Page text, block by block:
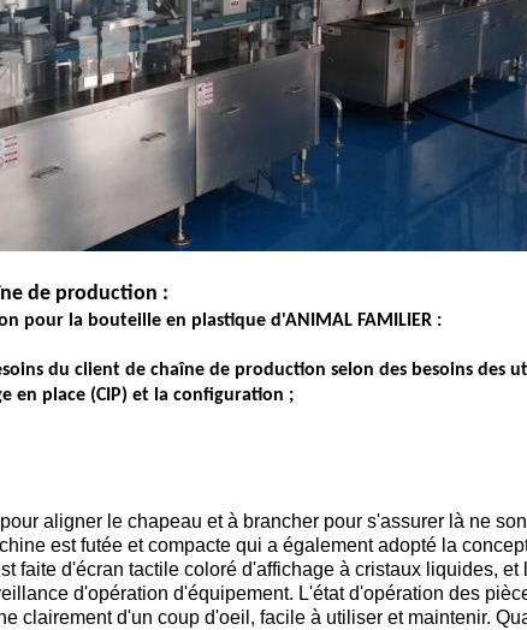
de production :
pour la bouteille en plastique d'ANIMAL FAMILIER :
du client de chaîne de production selon des besoins des
en place (CIP) et la configuration ;
aligner le chapeau et à brancher pour s'assurer là ne
est futée et compacte qui a également adopté la
faite d'écran tactile coloré d'affichage à cristaux liquides,
d'opération d'équipement. L'état d'opération des
clairement d'un coup d'oeil, facile à utiliser et maintenir.